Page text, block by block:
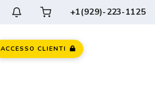
+1(929)-223-1125
ACCESSO CLIENTI